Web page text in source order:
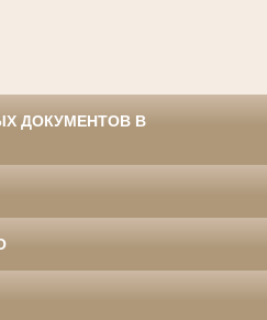
ДОКУМЕНТОВ В